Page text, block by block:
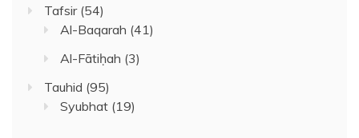
Tafsir(54)
Al-Baqarah (41)
Al-Fātiḥah (3)
Tauhid (95)
Syubhat (19)